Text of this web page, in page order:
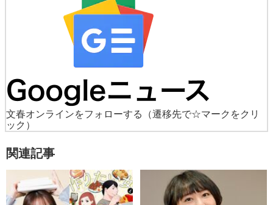
文春オンラインをフォローする
（遷移先で☆マークをクリ
ック）
関連記事